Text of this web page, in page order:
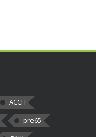
ACCH
pre65